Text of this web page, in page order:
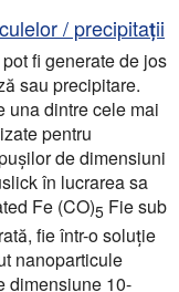
/ precipitații
fi generate de jos
sau precipitare.
una dintre cele mai
pentru
de dimensiuni
în lucrarea sa
Fe (CO)5 Fie sub
fie într-o soluție
nanoparticule
dimensiune 10-